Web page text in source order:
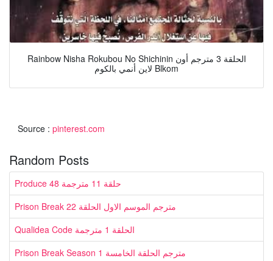
Rainbow Nisha Rokubou No Shichinin الحلقة 3 مترجم أون
لاين أنمي بالكوم Blkom
Source : pinterest.com
Random Posts
Produce 48 حلقة 11 مترجمة
Prison Break مترجم الموسم الاول الحلقة 22
Qualidea Code الحلقة 1 مترجمة
Prison Break Season 1 مترجم الحلقة الخامسة